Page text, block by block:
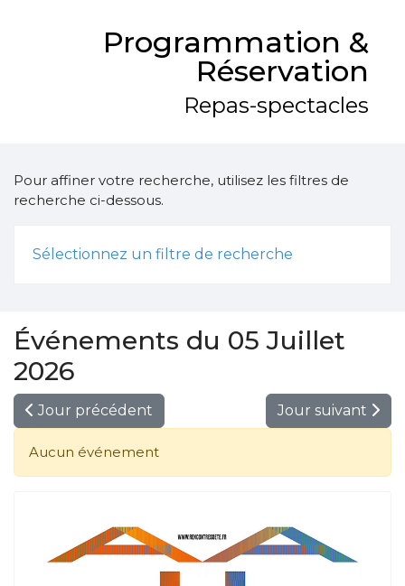
Programmation &
Réservation
Repas-spectacles
Pour affiner votre recherche, utilisez les filtres de
recherche ci-dessous.
Sélectionnez un filtre de recherche
Événements du 05 Juillet
2026
Jour précédent Jour suivant
Aucun événement